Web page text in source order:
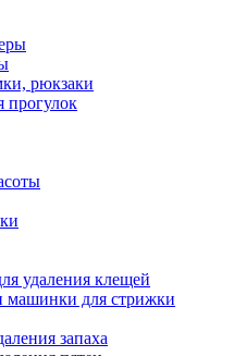
рюкзаки
прогулок
удаления клещей
машинки для стрижки
запаха